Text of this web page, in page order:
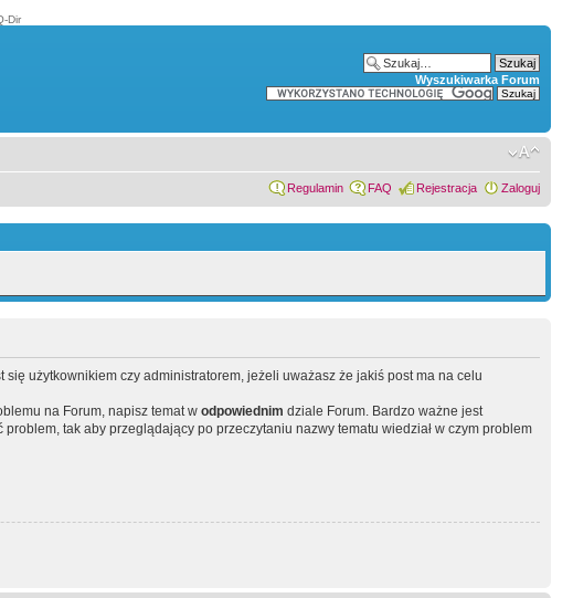
Dir
Wyszukiwarka Forum
Regulamin FAQ Rejestracja Zaloguj
się użytkownikiem czy administratorem, jeżeli uważasz że jakiś post ma na celu
na Forum, napisz temat w odpowiednim dziale Forum. Bardzo ważne jest
tak aby przeglądający po przeczytaniu nazwy tematu wiedział w czym problem